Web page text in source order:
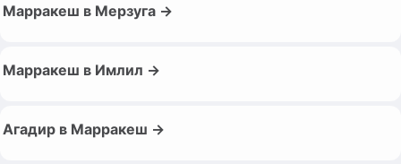
Марракеш в Мерзуга →
Марракеш в Имлил →
Агадир в Марракеш →